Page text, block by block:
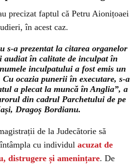
precizat faptul că Petru Aionițoaei
în acest caz.
s-a prezentat la citarea organelor
audiat în calitate de inculpat în
inculpatului a fost emis un
Cu ocazia punerii în executare, s-a
a plecat la muncă în Anglia”, a
din cadrul Parchetului de pe
Dragoș Bordianu.
de la Judecătorie să
întâmpla cu individul acuzat de
distrugere și amenințare. De